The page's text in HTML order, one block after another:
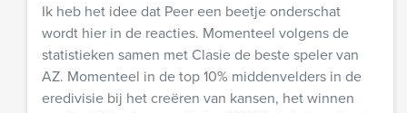
Ik heb het idee dat Peer een beetje onderschat
wordt hier in de reacties. Momenteel volgens de
statistieken samen met Clasie de beste speler van
AZ. Momenteel in de top 10% middenvelders in de
eredivisie bij het creëren van kansen, het winnen